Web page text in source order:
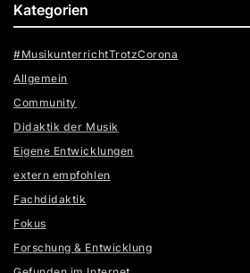
Kategorien
#MusikunterrichtTrotzCorona
Allgemein
Community
Didaktik der Musik
Eigene Entwicklungen
extern empfohlen
Fachdidaktik
Fokus
Forschung & Entwicklung